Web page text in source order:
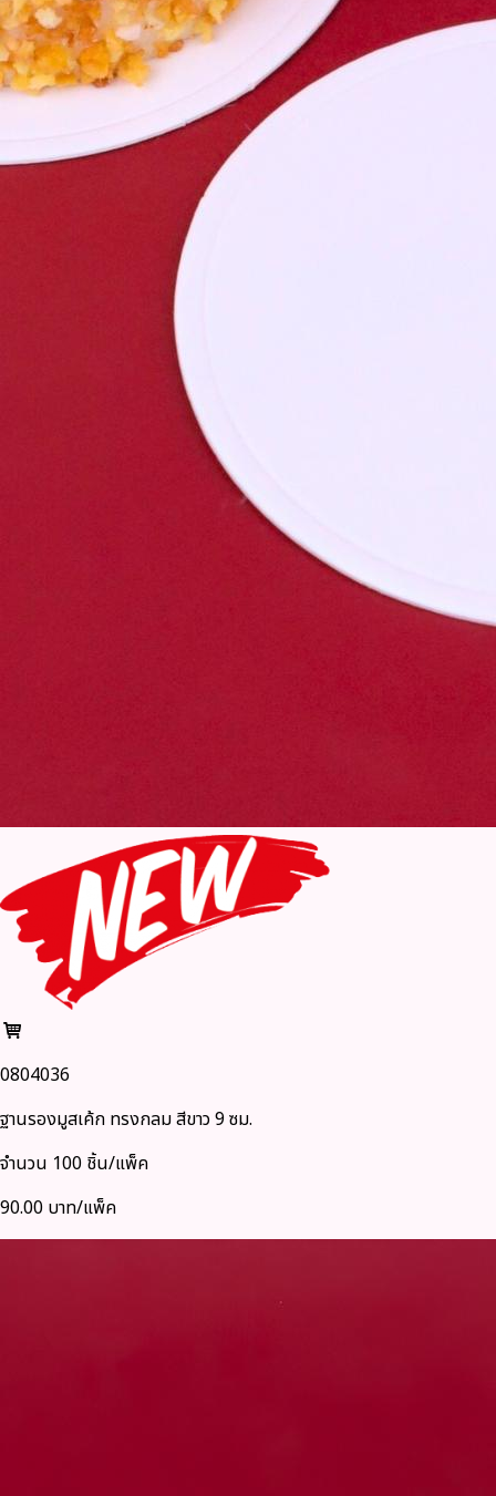
0804036
ฐานรองมูสเค้ก ทรงกลม สีขาว 9 ซม.
จำนวน 100 ชิ้น/แพ็ค
90.00 บาท/แพ็ค